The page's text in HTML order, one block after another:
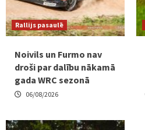
Rallijs pasaulē
Noivils un Furmo nav
droši par dalību nākamā
gada WRC sezonā
06/08/2026